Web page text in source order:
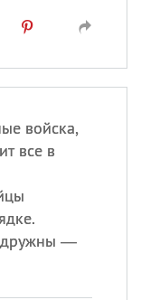
войска,
все в
дружны —